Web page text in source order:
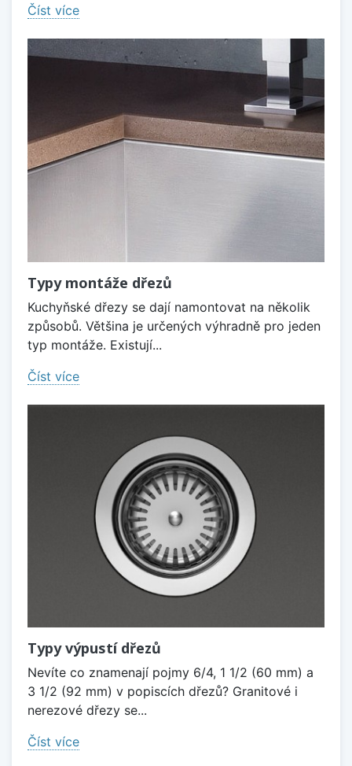
Číst více
Typy montáže dřezů
Kuchyňské dřezy se dají namontovat na několik
způsobů. Většina je určených výhradně pro jeden
typ montáže. Existují...
Číst více
Typy výpustí dřezů
Nevíte co znamenají pojmy 6/4, 1 1/2 (60 mm) a
3 1/2 (92 mm) v popiscích dřezů? Granitové i
nerezové dřezy se...
Číst více